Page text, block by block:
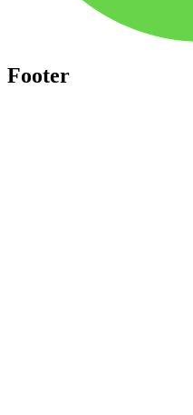
Footer